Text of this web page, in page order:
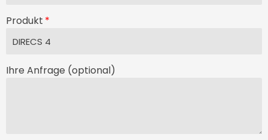
Produkt
Ihre Anfrage (optional)